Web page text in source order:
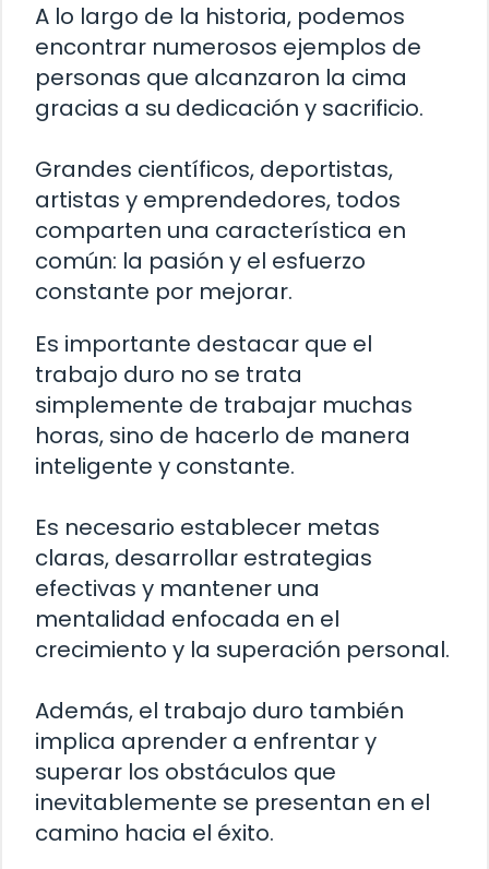
A lo largo de la historia, podemos
encontrar numerosos ejemplos de
personas que alcanzaron la cima
gracias a su dedicación y sacrificio.
Grandes científicos, deportistas,
artistas y emprendedores, todos
comparten una característica en
común: la pasión y el esfuerzo
constante por mejorar.
Es importante destacar que el
trabajo duro no se trata
simplemente de trabajar muchas
horas, sino de hacerlo de manera
inteligente y constante.
Es necesario establecer metas
claras, desarrollar estrategias
efectivas y mantener una
mentalidad enfocada en el
crecimiento y la superación personal.
Además, el trabajo duro también
implica aprender a enfrentar y
superar los obstáculos que
inevitablemente se presentan en el
camino hacia el éxito.